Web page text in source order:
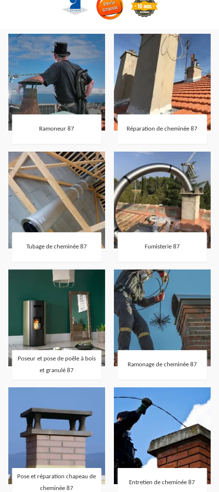
Ramoneur 87 Réparation de cheminée 87
Tubage de cheminée 87 Fumisterie 87
Poseur et pose de poêle à bois
et granulé 87
Ramonage de cheminée 87
Pose et réparation chapeau de
cheminée 87
Entretien de cheminée 87